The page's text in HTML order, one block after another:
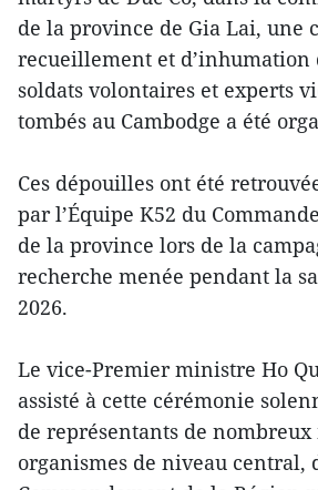
de la province de Gia Lai, une
recueillement et d’inhumation
soldats volontaires et experts
tombés au Cambodge a été
Ces dépouilles ont été
par l’Équipe K52 du
de la province lors de la
recherche menée pendant la
2026.
Le vice-Premier ministre Ho
assisté à cette cérémonie
de représentants de
organismes de niveau central,